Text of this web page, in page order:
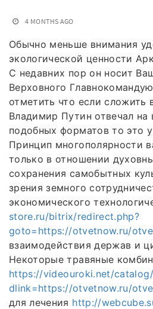
4 MONTHS AGO
Обычно меньше внимания
экологической ценности
С недавних пор он носит
Верховного
отметить что если сложить
Владимир Путин отвечал на
подобных форматов то это
Принцип многополярности
только в отношении
сохранения самобытных
зрения земного
экономического
store.ru/bitrix/redirect.php?
goto=https://otvetnow.ru/
взаимодействия держав и
Некоторые травяные
https://videouroki.net/
dlink=https://otvetnow.ru/
для лечения http://